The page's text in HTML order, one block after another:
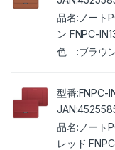
ノート
ン FNPC-
ブラウ
FNPC-
ノート
レッド